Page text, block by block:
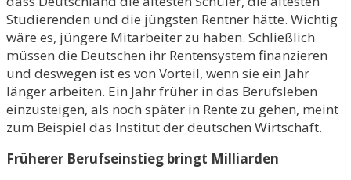
Studierenden und die jüngsten Rentner hätte. Wichtig
wäre es, jüngere Mitarbeiter zu haben. Schließlich
müssen die Deutschen ihr Rentensystem finanzieren
und deswegen ist es von Vorteil, wenn sie ein Jahr
länger arbeiten. Ein Jahr früher in das Berufsleben
einzusteigen, als noch später in Rente zu gehen, meint
zum Beispiel das Institut der deutschen Wirtschaft.
Früherer Berufseinstieg bringt Milliarden